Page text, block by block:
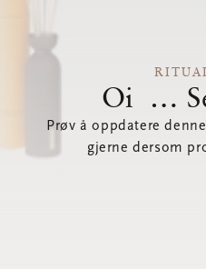
Oi …
Prøv å oppdatere
gjerne dersom